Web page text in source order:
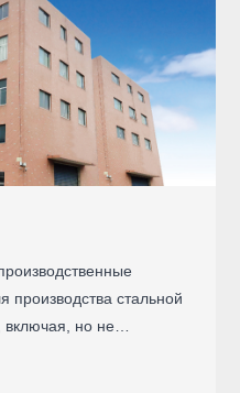
производства стальной
включая, но не
для гвоздей и сеток,